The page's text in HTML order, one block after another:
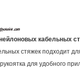
кабельных
стяжек подходит
для удобного